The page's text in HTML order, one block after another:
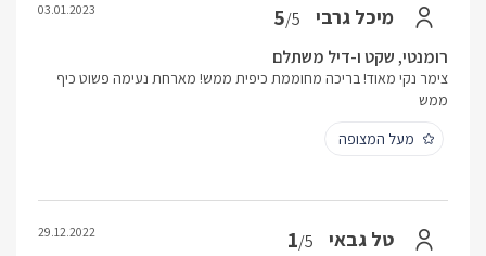
מיכל גרבי 5/5
03.01.2023
רומנטי, שקט ו-דיל משתלם
צימר נקי מאוד! בריכה מחוממת כיפית ממש! מארחת נעימה פשוט כיף
ממש
מעל המצופה
טל גבאי 1/5
29.12.2022